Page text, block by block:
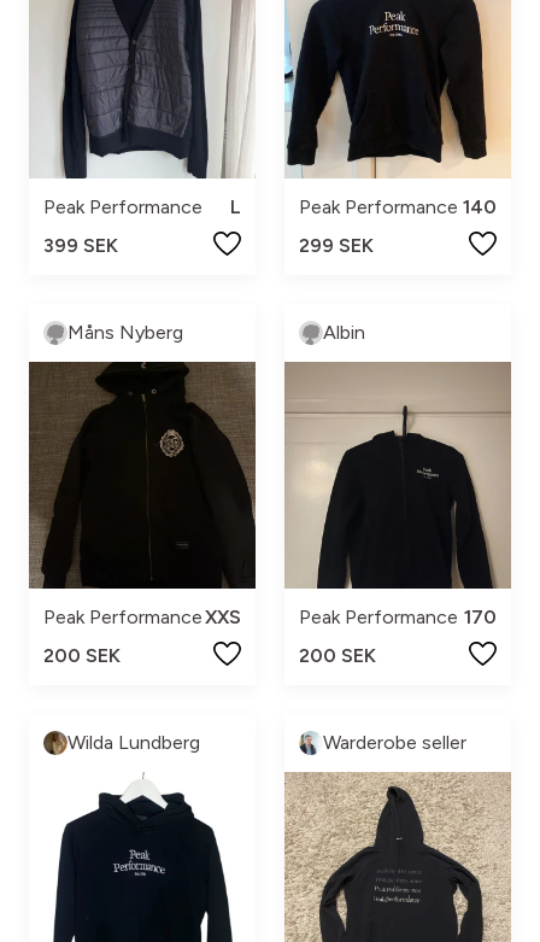
Peak Performance
L
399 SEK
Peak Performance 140
299 SEK
Måns Nyberg
Peak PerformanceXXS
200 SEK
Albin
Peak Performance 170
200 SEK
Wilda Lundberg Warderobe seller